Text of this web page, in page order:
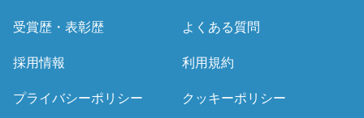
受賞歴・表彰歴 よくある質問
採用情報 利用規約
プライバシーポリシー クッキーポリシー